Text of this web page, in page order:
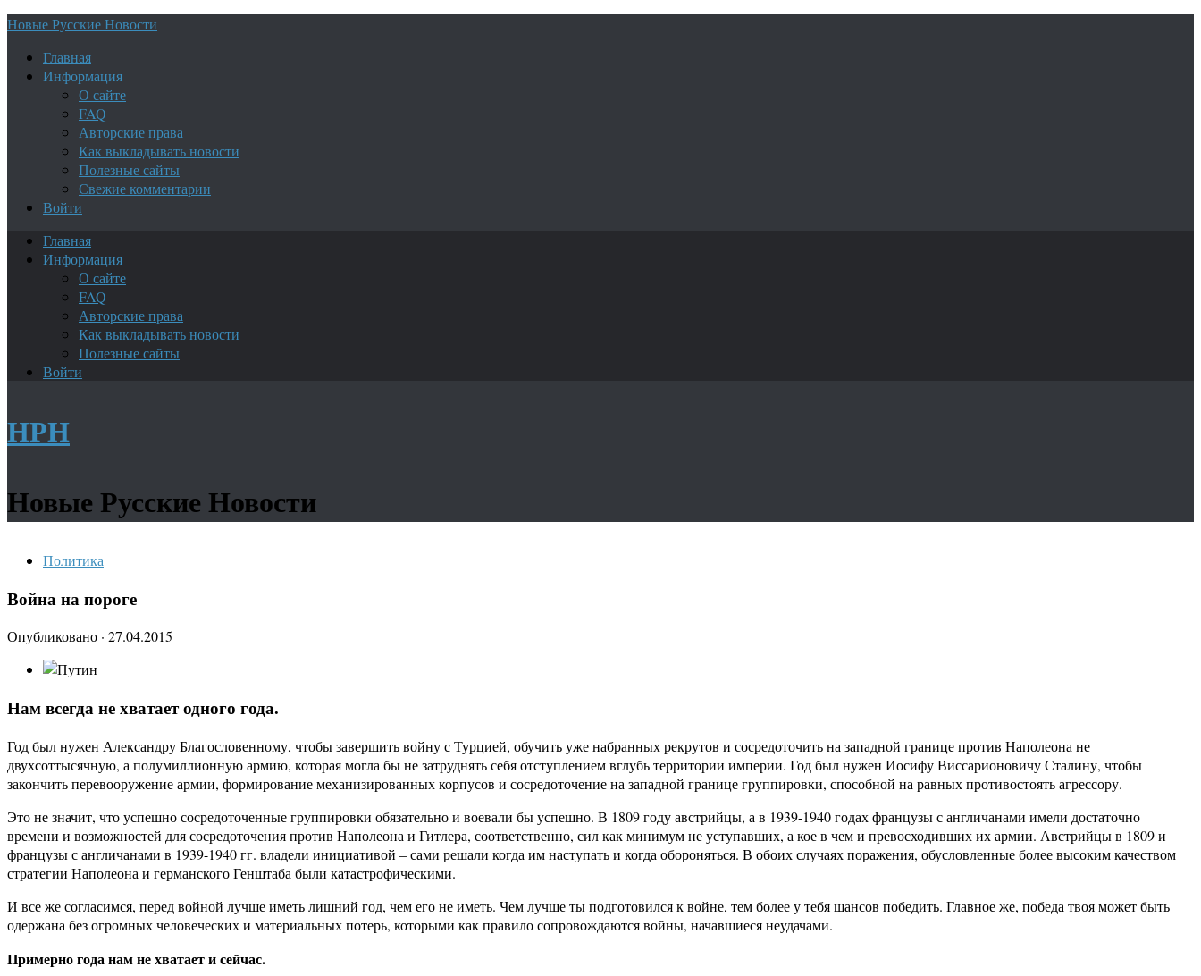
Новые Русские Новости
Главная
Информация
О сайте
FAQ
Авторские права
Как выкладывать новости
Полезные сайты
Свежие комментарии
Войти
Главная
Информация
О сайте
FAQ
Авторские права
Как выкладывать новости
Полезные сайты
Войти
НРН
Новые Русские Новости
Политика
Война на пороге
Опубликовано · 27.04.2015
Нам всегда не хватает одного года.
Год был нужен Александру Благословенному, чтобы завершить войну с Турцией, обучить уже набранных рекрутов и сосредоточить на западной границе против Наполеона не
двухсоттысячную, а полумиллионную армию, которая могла бы не затруднять себя отступлением вглубь территории империи. Год был нужен Иосифу Виссарионовичу Сталину, чтобы
закончить перевооружение армии, формирование механизированных корпусов и сосредоточение на западной границе группировки, способной на равных противостоять агрессору.
Это не значит, что успешно сосредоточенные группировки обязательно и воевали бы успешно. В 1809 году австрийцы, а в 1939-1940 годах французы с англичанами имели достаточно
времени и возможностей для сосредоточения против Наполеона и Гитлера, соответственно, сил как минимум не уступавших, а кое в чем и превосходивших их армии. Австрийцы в 1809 и
французы с англичанами в 1939-1940 гг. владели инициативой – сами решали когда им наступать и когда обороняться. В обоих случаях поражения, обусловленные более высоким качеством
стратегии Наполеона и германского Генштаба были катастрофическими.
И все же согласимся, перед войной лучше иметь лишний год, чем его не иметь. Чем лучше ты подготовился к войне, тем более у тебя шансов победить. Главное же, победа твоя может быть
одержана без огромных человеческих и материальных потерь, которыми как правило сопровождаются войны, начавшиеся неудачами.
Примерно года нам не хватает и сейчас.